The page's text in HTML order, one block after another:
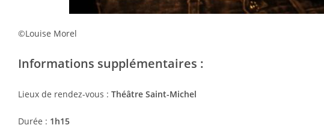
©Louise Morel
Informations supplémentaires :
Lieux de rendez-vous : Théâtre Saint-Michel
Durée : 1h15